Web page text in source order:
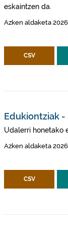
eskaintzen da.
Azken aldaketa
CSV
Edukiontziak -
Udalerri honetako
Azken aldaketa
CSV